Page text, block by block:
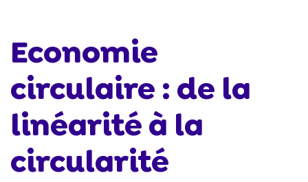
Economie
circulaire : de la
linéarité à la
circularité